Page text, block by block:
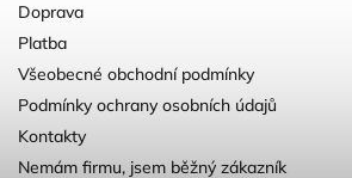
Doprava
Platba
Všeobecné obchodní podmínky
Podmínky ochrany osobních údajů
Kontakty
Nemám firmu, jsem běžný zákazník